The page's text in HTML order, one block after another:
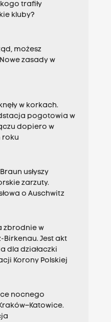
kogo trafiły
kluby?
możesz
zasady w
w korkach.
pogotowia w
dopiero w
roku
usłyszy
zarzuty.
o Auschwitz
zbrodnie w
Birkenau. Jest akt
dla działaczki
Korony Polskiej
nocnego